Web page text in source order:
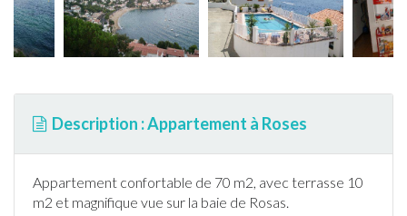
Description : Appartement à Roses
Appartement confortable de 70 m2, avec terrasse 10
m2 et magnifique vue sur la baie de Rosas.